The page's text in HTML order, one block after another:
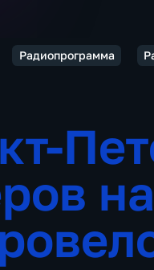
Радиопрограмма
на